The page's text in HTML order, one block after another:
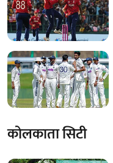
कोलकाता सिटी